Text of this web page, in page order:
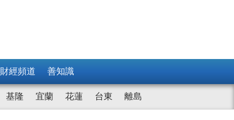
財經頻道 善知識
基隆 宜蘭 花蓮 台東 離島